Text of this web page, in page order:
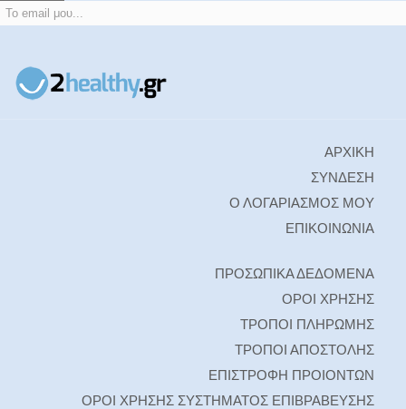
ΑΡΧΙΚΗ
ΣΥΝΔΕΣΗ
Ο ΛΟΓΑΡΙΑΣΜΟΣ ΜΟΥ
ΕΠΙΚΟΙΝΩΝΙΑ
ΠΡΟΣΩΠΙΚΑ ΔΕΔΟΜΕΝΑ
ΟΡΟΙ ΧΡΗΣΗΣ
ΤΡΟΠΟΙ ΠΛΗΡΩΜΗΣ
ΤΡΟΠΟΙ ΑΠΟΣΤΟΛΗΣ
ΕΠΙΣΤΡΟΦΗ ΠΡΟΙΟΝΤΩΝ
ΟΡΟΙ ΧΡΗΣΗΣ ΣΥΣΤΗΜΑΤΟΣ ΕΠΙΒΡΑΒΕΥΣΗΣ